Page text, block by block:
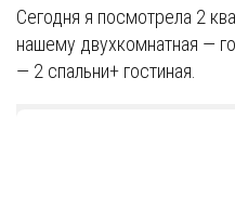
Сегодня я посмотрела 2
нашему двухкомнатная —
— 2 спальни+ гостиная.